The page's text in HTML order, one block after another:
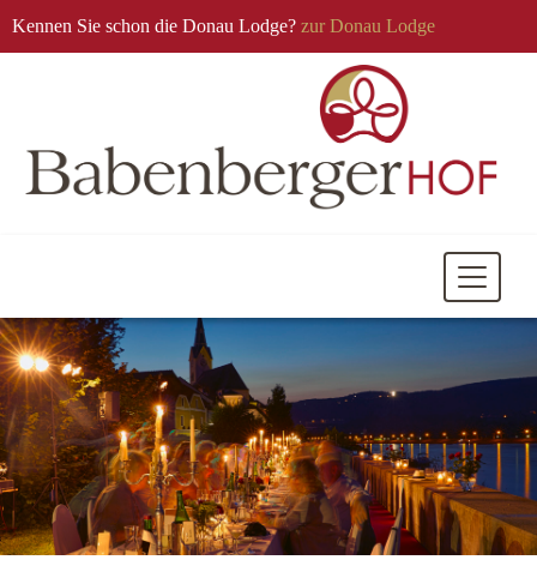
Kennen Sie schon die Donau Lodge? zur Donau Lodge
Mobile